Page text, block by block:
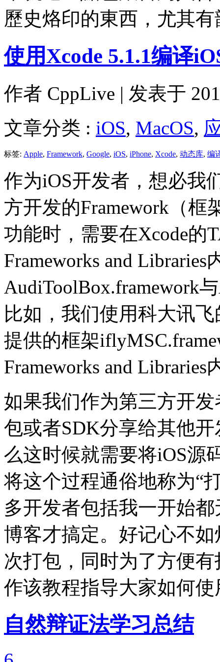
歷史烙印的東西，尤其
使用Xcode 5.1.1编译
作者 CppLive | 发表于
文章分类 : iOS, MacOS,
标签: Apple, Framework, Google, iOS, iPhone, Xcode, 动态库, 编
作为iOS开发者，想必我
方开发的Framework（
功能时，需要在Xcode的
Frameworks and
AudiToolBox.framework
比如，我们使用科大讯
提供的框架
Frameworks and Libraries
如果我们作为第三方开
包或者SDK分享给其他
么这时候就需要将iOS源
将这个过程通俗地称为“
多开发者包括我一开始
博客才搞定。好记心不
次打包，同时为了方便
作该教程指导大家如何使
自然辩证法学习总结